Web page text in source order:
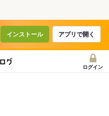
インストール アプリで開く
ログイン